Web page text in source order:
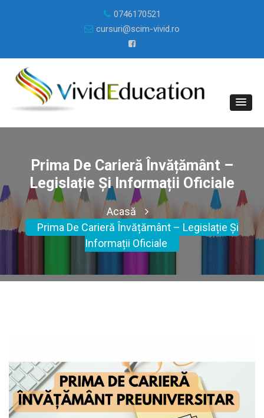
0746170521
cursuri@scim-vivid.ro
Prima De Carieră Învățământ –
Legislație Și Informații Oficiale
Acasă
Prima De Carieră Învățământ – Legislație Și
Informații Oficiale